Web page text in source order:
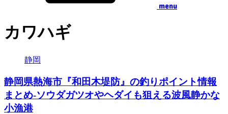
menu
カワハギ
静岡
静岡県熱海市『和田木堤防』の釣りポイント情報
まとめ‐ソウダガツオやヘダイも狙える波風静かな
小漁港